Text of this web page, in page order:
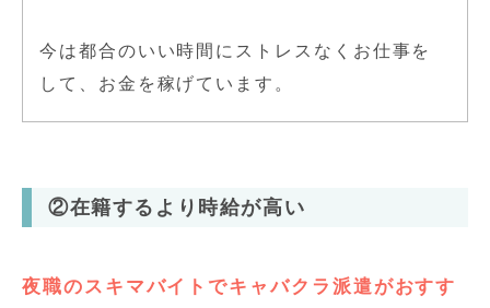
今は都合のいい時間にストレスなくお仕事を
して、お金を稼げています。
②在籍するより時給が高い
夜職のスキマバイトでキャバクラ派遣がおすす